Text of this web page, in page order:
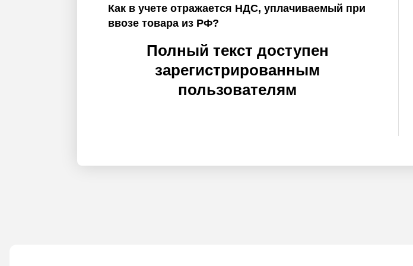
Как в учете отражается НДС, уплачиваемый при
ввозе товара из РФ?
Полный текст доступен
зарегистрированным
пользователям